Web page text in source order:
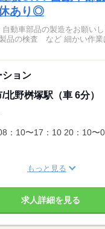
あり◎
部品の製造をお願いします！ 【
かい作業は先輩が丁寧に お
ション
北野桝塚駅（車 6分）
：10〜17：10 20：10〜
もっと見る
求人詳細を見る